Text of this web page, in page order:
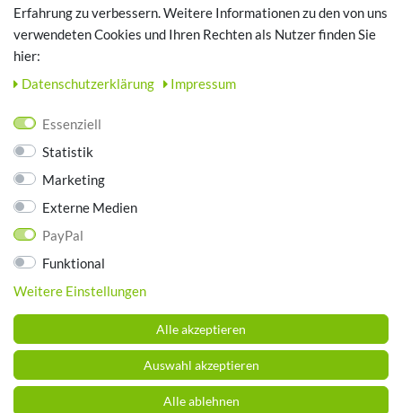
TOP SCHUHTHEMEN
Hausschuhe - Bequeme Schuhe für zuhause
Datenschutz
AGB
Impressum
ZAHLUNGSARTEN
© Copyright 2026 Schuhhaus Brummund. Alle Rechte vorbehalten.
Erfahrung zu verbessern. Weitere Informationen zu den von uns
verwendeten Cookies und Ihren Rechten als Nutzer finden Sie
hier:
Daten­schutz­erklärung
Impressum
Essenziell
Statistik
Marketing
Externe Medien
PayPal
Funktional
Weitere Einstellungen
Alle akzeptieren
Auswahl akzeptieren
Alle ablehnen